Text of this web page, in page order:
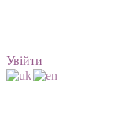
Увійти